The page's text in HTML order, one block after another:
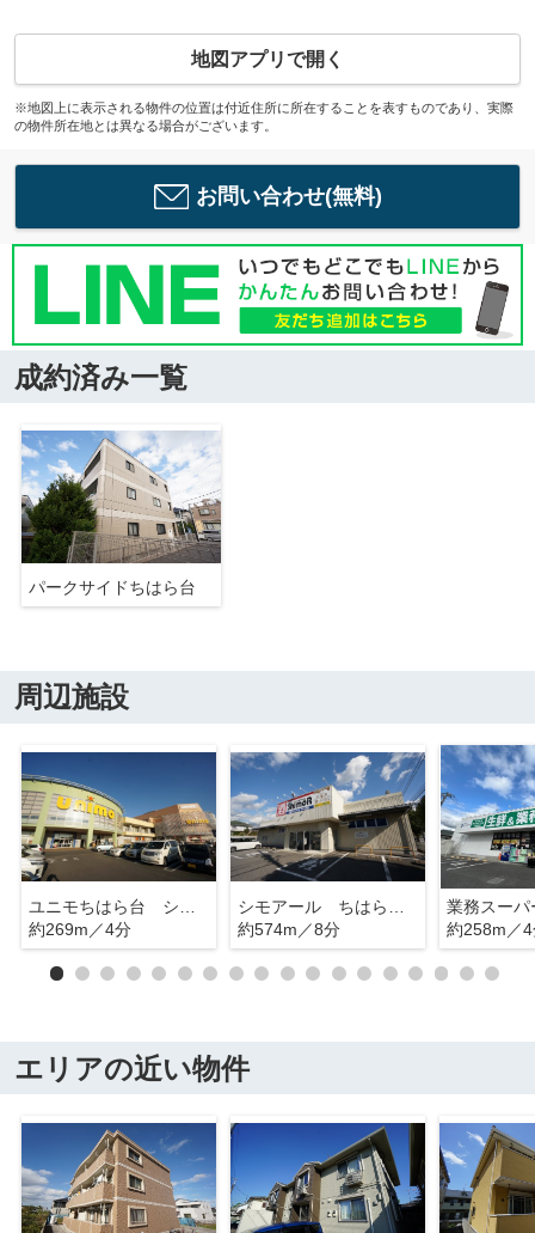
地図アプリで開く
※地図上に表示される物件の位置は付近住所に所在することを表すものであり、実際
の物件所在地とは異なる場合がございます。
お問い合わせ(無料)
成約済み一覧
パークサイドちはら台
周辺施設
ユニモちはら台 ショッピングモール
約269m／4分
シモアール ちはら台店
約574m／8分
約258m／
エリアの近い物件